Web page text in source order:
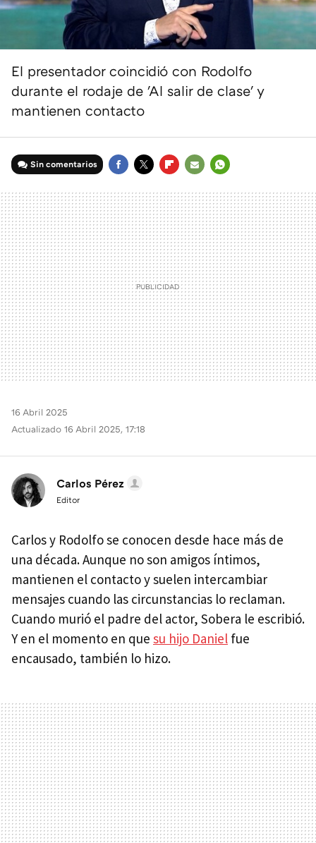
El presentador coincidió con Rodolfo
durante el rodaje de 'Al salir de clase' y
mantienen contacto
Sin comentarios
MAIL
16 Abril 2025
Actualizado 16 Abril 2025, 17:18
Carlos Pérez
Editor
Carlos y Rodolfo se conocen desde hace más de
una década. Aunque no son amigos íntimos,
mantienen el contacto y suelen intercambiar
mensajes cuando las circunstancias lo reclaman.
Cuando murió el padre del actor, Sobera le escribió.
Y en el momento en que su hijo Daniel fue
encausado, también lo hizo.